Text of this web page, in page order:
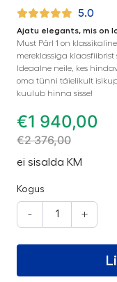
5.0
Ajatu elegants, mis on
Must Pärl 1 on
mereklassiga klaasfiibrist
Ideaalne neile, kes
oma tünni täielikult
kuulub hinna sisse!
€1 940,00
€2 376,00
ei sisalda KM
Kogus
- +